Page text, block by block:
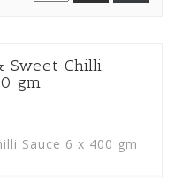
Sweet Chilli
gm
Sauce 6 x 400 gm